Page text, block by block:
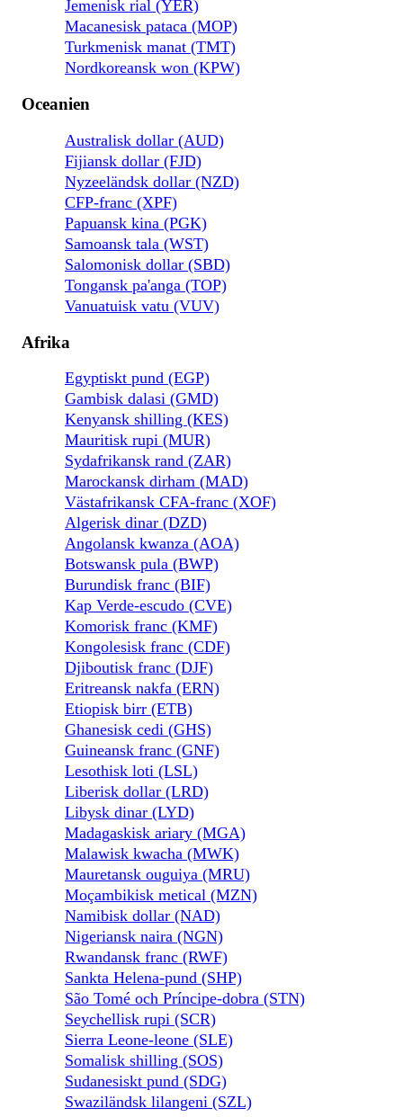
Jemenisk rial (YER)
Macanesisk pataca (MOP)
Turkmenisk manat (TMT)
Nordkoreansk won (KPW)
Oceanien
Australisk dollar (AUD)
Fijiansk dollar (FJD)
Nyzeeländsk dollar (NZD)
CFP-franc (XPF)
Papuansk kina (PGK)
Samoansk tala (WST)
Salomonisk dollar (SBD)
Tongansk pa'anga (TOP)
Vanuatuisk vatu (VUV)
Afrika
Egyptiskt pund (EGP)
Gambisk dalasi (GMD)
Kenyansk shilling (KES)
Mauritisk rupi (MUR)
Sydafrikansk rand (ZAR)
Marockansk dirham (MAD)
Västafrikansk CFA-franc (XOF)
Algerisk dinar (DZD)
Angolansk kwanza (AOA)
Botswansk pula (BWP)
Burundisk franc (BIF)
Kap Verde-escudo (CVE)
Komorisk franc (KMF)
Kongolesisk franc (CDF)
Djiboutisk franc (DJF)
Eritreansk nakfa (ERN)
Etiopisk birr (ETB)
Ghanesisk cedi (GHS)
Guineansk franc (GNF)
Lesothisk loti (LSL)
Liberisk dollar (LRD)
Libysk dinar (LYD)
Madagaskisk ariary (MGA)
Malawisk kwacha (MWK)
Mauretansk ouguiya (MRU)
Moçambikisk metical (MZN)
Namibisk dollar (NAD)
Nigeriansk naira (NGN)
Rwandansk franc (RWF)
Sankta Helena-pund (SHP)
São Tomé och Príncipe-dobra (STN)
Seychellisk rupi (SCR)
Sierra Leone-leone (SLE)
Somalisk shilling (SOS)
Sudanesiskt pund (SDG)
Swaziländsk lilangeni (SZL)